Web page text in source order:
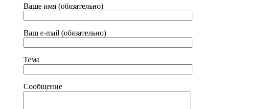
Ваше имя (обязательно)
Ваш e-mail (обязательно)
Тема
Сообщение